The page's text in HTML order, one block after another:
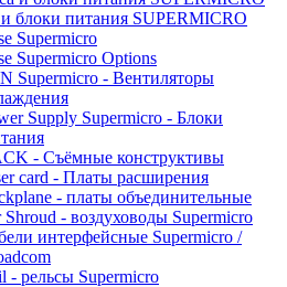
блоки питания SUPERMICRO
Supermicro
Supermicro Options
Supermicro - Вентиляторы
Supply Supermicro - Блоки
- Съёмные конструктивы
card - Платы расширения
- платы объединительные
- воздуховоды Supermicro
интерфейсные Supermicro /
- рельсы Supermicro